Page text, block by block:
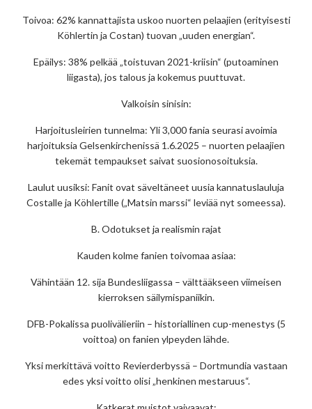
Toivoa: 62% kannattajista uskoo nuorten pelaajien (erityisesti
Köhlertin ja Costan) tuovan „uuden energian“.
Epäilys: 38% pelkää „toistuvan 2021-kriisin“ (putoaminen
liigasta), jos talous ja kokemus puuttuvat.
Valkoisin sinisin:
Harjoitusleirien tunnelma: Yli 3,000 fania seurasi avoimia
harjoituksia Gelsenkirchenissä 1.6.2025 – nuorten pelaajien
tekemät tempaukset saivat suosionosoituksia.
Laulut uusiksi: Fanit ovat säveltäneet uusia kannatuslauluja
Costalle ja Köhlertille („Matsin marssi“ leviää nyt someessa).
B. Odotukset ja realismin rajat
Kauden kolme fanien toivomaa asiaa:
Vähintään 12. sija Bundesliigassa – välttääkseen viimeisen
kierroksen säilymispaniikin.
DFB-Pokalissa puolivälieriin – historiallinen cup-menestys (5
voittoa) on fanien ylpeyden lähde.
Yksi merkittävä voitto Revierderbyssä – Dortmundia vastaan
edes yksi voitto olisi „henkinen mestaruus“.